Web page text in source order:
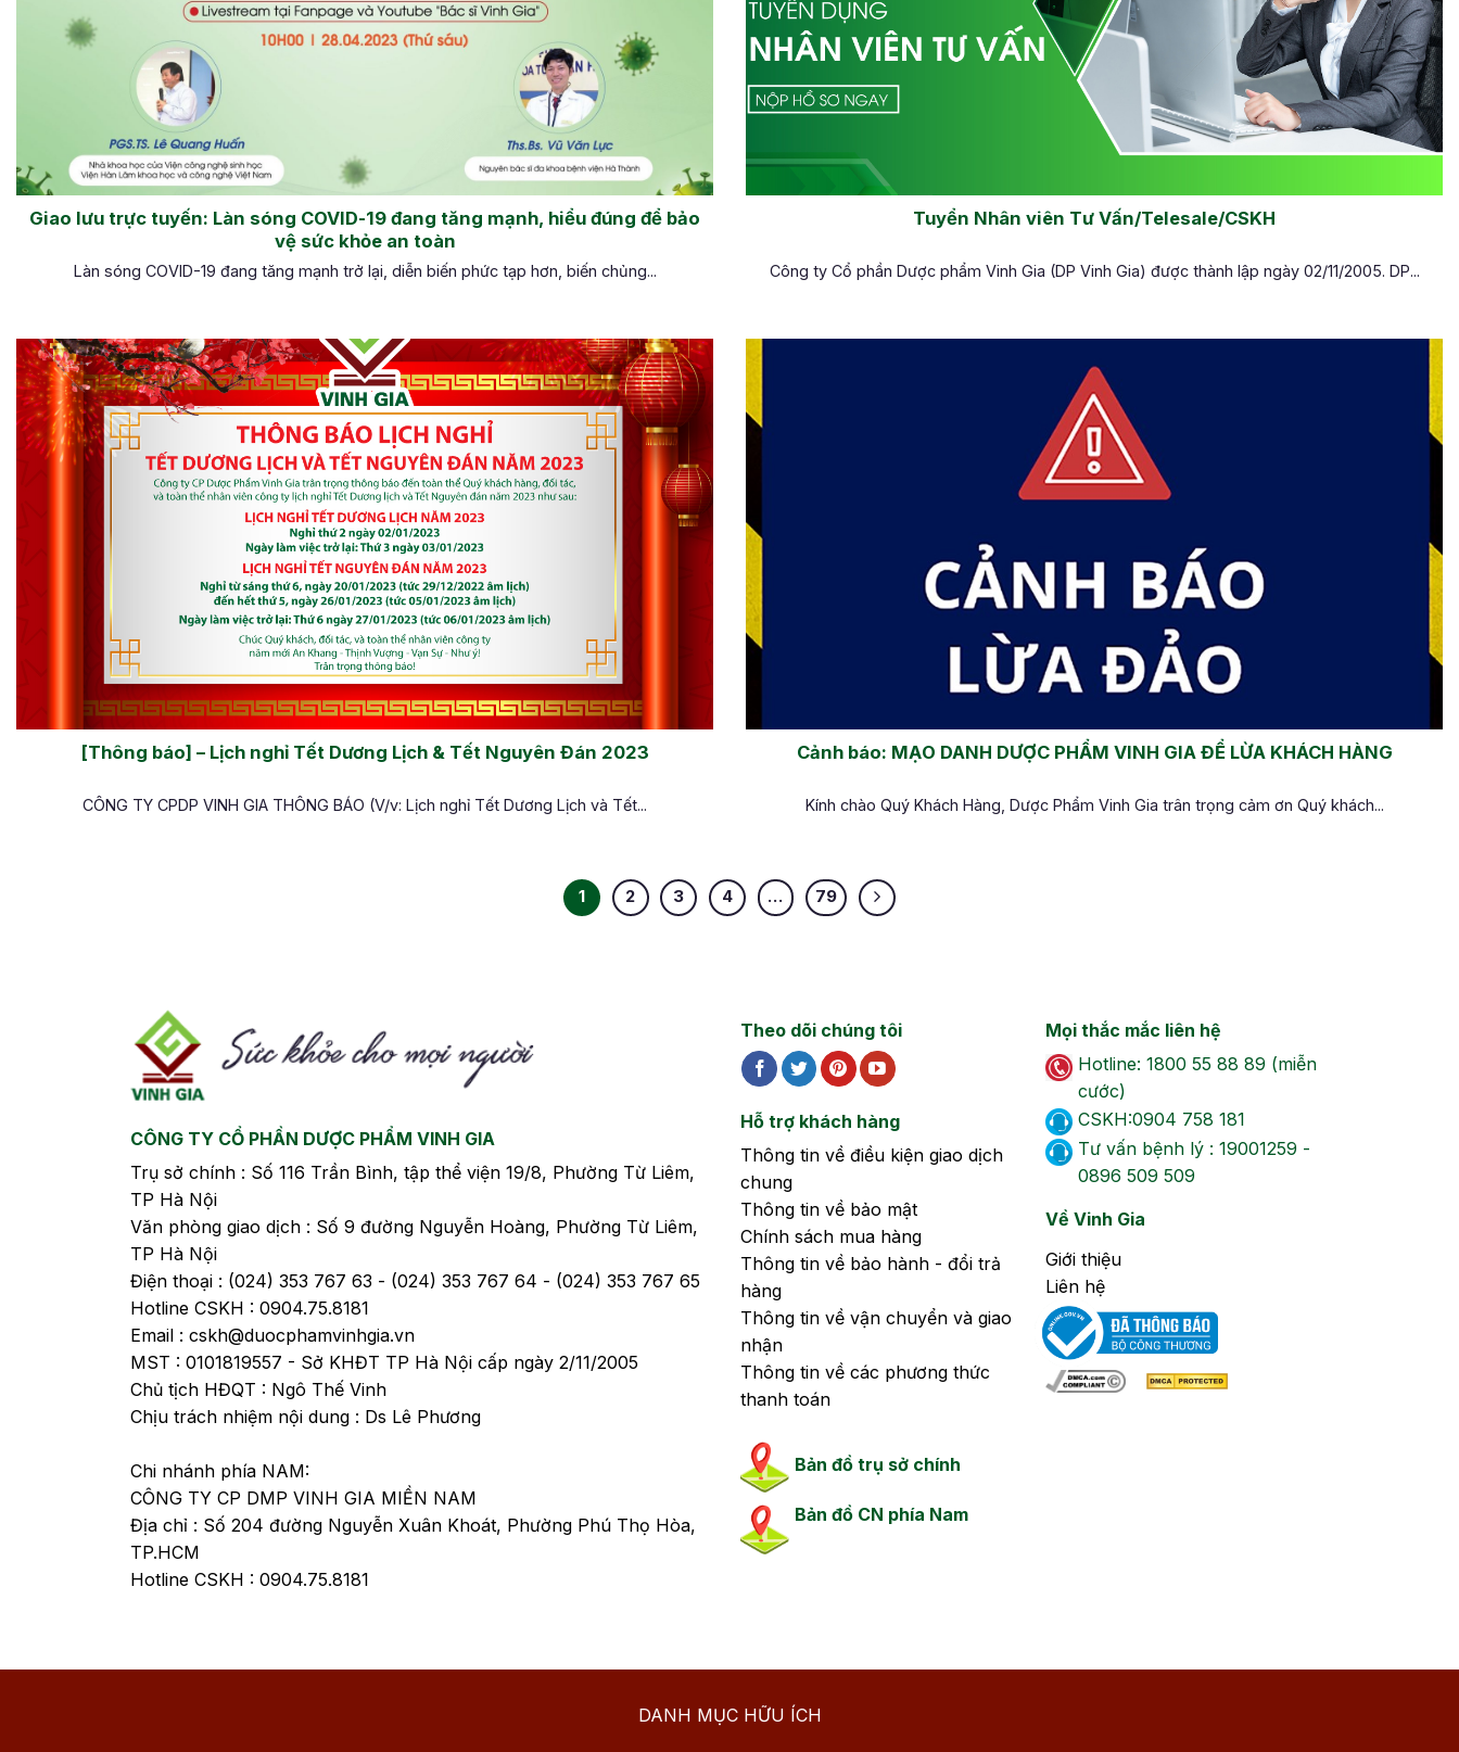
Giao lưu trực tuyến: Làn sóng COVID-19 đang tăng mạnh, hiểu đúng để bảo
vệ sức khỏe an toàn
Làn sóng COVID-19 đang tăng mạnh trở lại, diễn biến phức tạp hơn, biến chủng...
Tuyển Nhân viên Tư Vấn/Telesale/CSKH
Công ty Cổ phần Dược phẩm Vinh Gia (DP Vinh Gia) được thành lập ngày 02/11/2005. DP...
[Thông báo] – Lịch nghỉ Tết Dương Lịch & Tết Nguyên Đán 2023
CÔNG TY CPDP VINH GIA THÔNG BÁO (V/v: Lịch nghỉ Tết Dương Lịch và Tết...
Cảnh báo: MẠO DANH DƯỢC PHẨM VINH GIA ĐỂ LỪA KHÁCH HÀNG
Kính chào Quý Khách Hàng, Dược Phẩm Vinh Gia trân trọng cảm ơn Quý khách...
1 2 3 4 … 79
CÔNG TY CỔ PHẦN DƯỢC PHẨM VINH GIA
Trụ sở chính : Số 116 Trần Bình, tập thể viện 19/8, Phường Từ Liêm,
TP Hà Nội
Văn phòng giao dịch : Số 9 đường Nguyễn Hoàng, Phường Từ Liêm,
TP Hà Nội
Điện thoại : (024) 353 767 63 - (024) 353 767 64 - (024) 353 767 65
Hotline CSKH : 0904.75.8181
Email : cskh@duocphamvinhgia.vn
MST : 0101819557 - Sở KHĐT TP Hà Nội cấp ngày 2/11/2005
Chủ tịch HĐQT : Ngô Thế Vinh
Chịu trách nhiệm nội dung : Ds Lê Phương
Chi nhánh phía NAM:
CÔNG TY CP DMP VINH GIA MIỀN NAM
Địa chỉ : Số 204 đường Nguyễn Xuân Khoát, Phường Phú Thọ Hòa,
TP.HCM
Hotline CSKH : 0904.75.8181
Theo dõi chúng tôi
Hỗ trợ khách hàng
Thông tin về điều kiện giao dịch
chung
Thông tin về bảo mật
Chính sách mua hàng
Thông tin về bảo hành - đổi trả
hàng
Thông tin về vận chuyển và giao
nhận
Thông tin về các phương thức
thanh toán
Bản đồ trụ sở chính
Bản đồ CN phía Nam
Mọi thắc mắc liên hệ
Hotline: 1800 55 88 89 (miễn
cước)
CSKH:0904 758 181
Tư vấn bệnh lý : 19001259 -
0896 509 509
Về Vinh Gia
Giới thiệu
Liên hệ
DANH MỤC HỮU ÍCH